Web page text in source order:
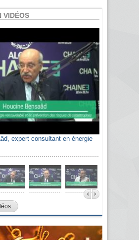
VIDÉOS
expert consultant en énergie
de la Confédération
citoyen CAPC